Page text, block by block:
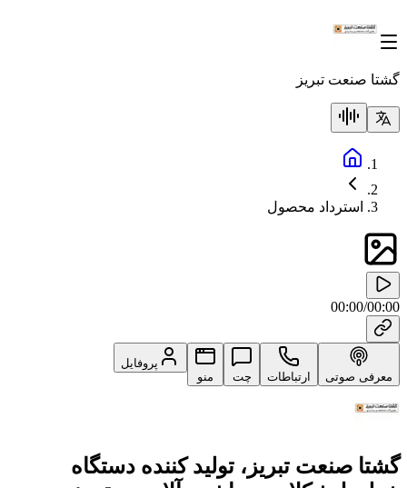
گشتا صنعت تبریز
استرداد محصول
00:00/00:00
معرفی صوتی ارتباطات چت منو
پروفایل
گشتا صنعت تبریز، تولید کننده دستگاه